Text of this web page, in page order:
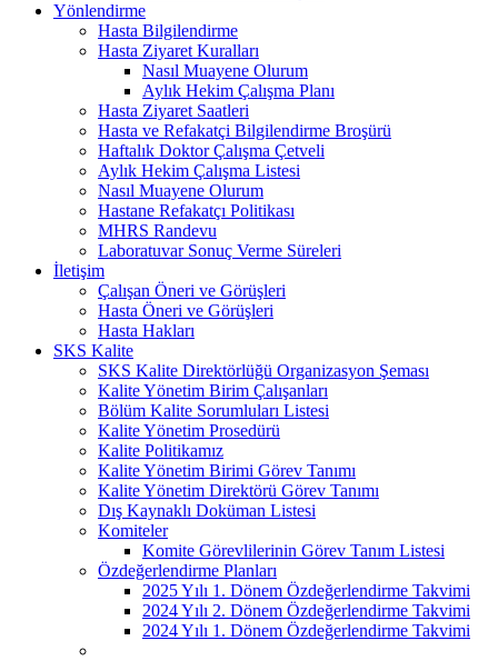
Yönlendirme
Hasta Bilgilendirme
Hasta Ziyaret Kuralları
Nasıl Muayene Olurum
Aylık Hekim Çalışma Planı
Hasta Ziyaret Saatleri
Hasta ve Refakatçi Bilgilendirme Broşürü
Haftalık Doktor Çalışma Çetveli
Aylık Hekim Çalışma Listesi
Nasıl Muayene Olurum
Hastane Refakatçı Politikası
MHRS Randevu
Laboratuvar Sonuç Verme Süreleri
İletişim
Çalışan Öneri ve Görüşleri
Hasta Öneri ve Görüşleri
Hasta Hakları
SKS Kalite
SKS Kalite Direktörlüğü Organizasyon Şeması
Kalite Yönetim Birim Çalışanları
Bölüm Kalite Sorumluları Listesi
Kalite Yönetim Prosedürü
Kalite Politikamız
Kalite Yönetim Birimi Görev Tanımı
Kalite Yönetim Direktörü Görev Tanımı
Dış Kaynaklı Doküman Listesi
Komiteler
Komite Görevlilerinin Görev Tanım Listesi
Özdeğerlendirme Planları
2025 Yılı 1. Dönem Özdeğerlendirme Takvimi
2024 Yılı 2. Dönem Özdeğerlendirme Takvimi
2024 Yılı 1. Dönem Özdeğerlendirme Takvimi